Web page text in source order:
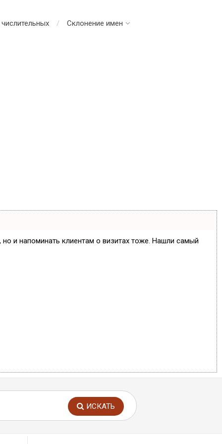
Склонение имен
но и напоминать клиентам о визитах тоже. Нашли самый
ИСКАТЬ